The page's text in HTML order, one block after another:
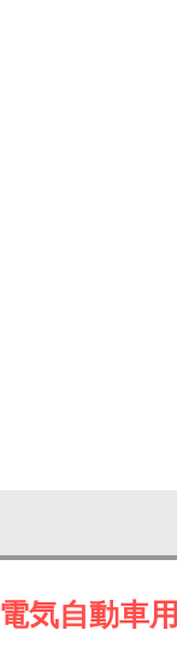
電気自動車